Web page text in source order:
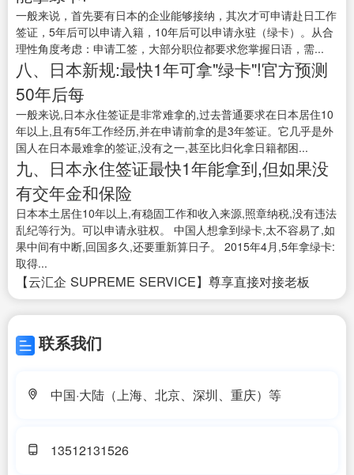
一般来说，首先要有日本的企业能够接纳，其次才可申请赴日工作
签证，5年后可以申请入籍，10年后可以申请永驻（绿卡）。从合
理性角度考虑：申请工签，大部分职位都要求您掌握日语，需...
八、日本新规:最快1年可拿"绿卡"!官方预测
50年后每
一般来说,日本永住签证是非常难拿的,过去普通要求在日本居住10
年以上,且有5年工作经历,并在申请前拿的是3年签证。它几乎是外
国人在日本最难拿的签证,没有之一,甚至比归化拿日籍都困...
九、日本永住签证最快1年能拿到,但如果没
有交年金和保险
日本本土居住10年以上,有稳固工作和收入来源,照章纳税,没有违法
乱纪等行为。可以申请永驻权。 中国人想拿到绿卡,太不容易了,如
果中间有中断,回国多久,还要重新算日子。 2015年4月,5年拿绿卡:
取得...
【云汇企 SUPREME SERVICE】尊享直接对接老板
联系我们
中国·大陆（上海、北京、深圳、重庆）等
13512131526